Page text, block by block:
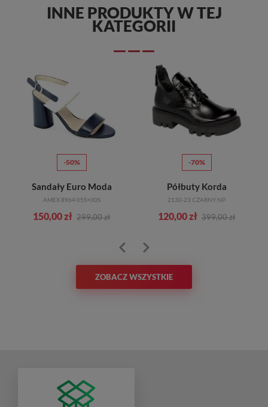
INNE PRODUKTY W TEJ
KATEGORII
-50%
Sandały Euro Moda
AMEX 8964 05S+00S
150,00 zł 299,00 zł
-70%
Półbuty Korda
2130-23 CZARNY NP
120,00 zł 399,00 zł
ZOBACZ WSZYSTKIE